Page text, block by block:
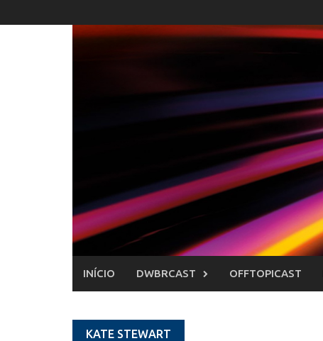
to
INÍCIO DWBRCAST OFFTOPICAST
KATE STEWART